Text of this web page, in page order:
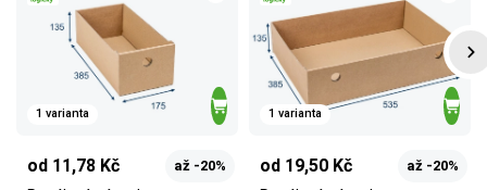
1 varianta
od 11,78 Kč až -20%
1 varianta
od 19,50 Kč až -20%